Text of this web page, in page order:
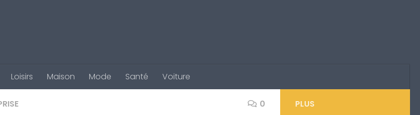
Loisirs Maison Mode Santé Voiture
0 PLUS